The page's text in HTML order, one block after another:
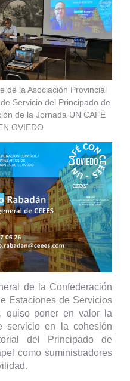
de la Asociación Provincial
Servicio del Principado de
de la Jornada UN CAFÉ
OVIEDO
de la Confederación
Estaciones de Servicios
quiso poner en valor la
servicio en la cohesión
del Principado de
como suministradores